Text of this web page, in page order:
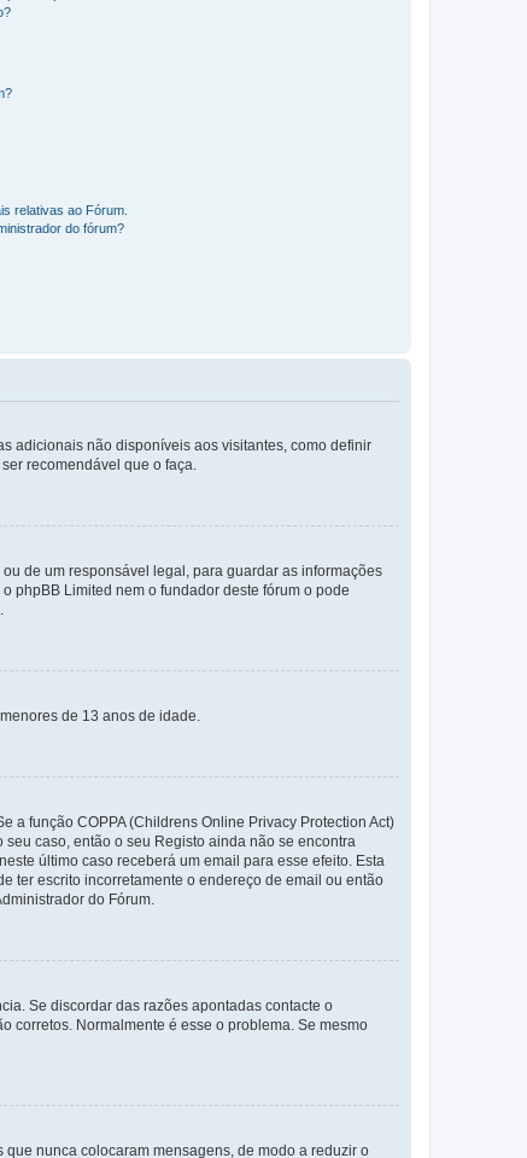
relativas ao Fórum.
do fórum?
adicionais não disponíveis aos visitantes, como definir
recomendável que o faça.
de um responsável legal, para guardar as informações
phpBB Limited nem o fundador deste fórum o pode
de 13 anos de idade.
a função COPPA (Childrens Online Privacy Protection Act)
caso, então o seu Registo ainda não se encontra
último caso receberá um email para esse efeito. Esta
ter escrito incorretamente o endereço de email ou então
do Fórum.
Se discordar das razões apontadas contacte o
corretos. Normalmente é esse o problema. Se mesmo
nunca colocaram mensagens, de modo a reduzir o